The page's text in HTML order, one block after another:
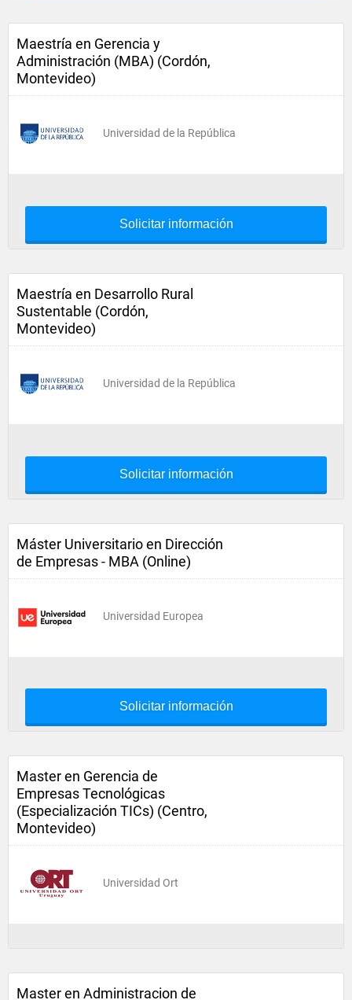
Maestría en Gerencia y
Administración (MBA) (Cordón,
Montevideo)
Universidad de la República
Solicitar información
Maestría en Desarrollo Rural
Sustentable (Cordón,
Montevideo)
Universidad de la República
Solicitar información
Máster Universitario en Dirección
de Empresas - MBA (Online)
Universidad Europea
Solicitar información
Master en Gerencia de
Empresas Tecnológicas
(Especialización TICs) (Centro,
Montevideo)
Universidad Ort
Master en Administracion de